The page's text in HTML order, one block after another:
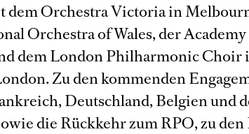
dem Orchestra Victoria in
Orchestra of Wales, der
dem London Philharmonic Choir
Zu den kommenden
Deutschland, Belgien und
die Rückkehr zum RPO, zu